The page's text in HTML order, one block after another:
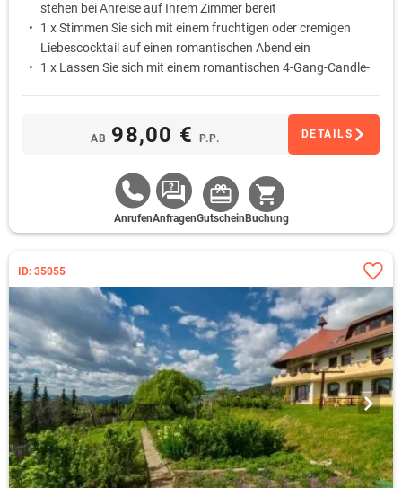
stehen bei Anreise auf Ihrem Zimmer bereit
1 x Stimmen Sie sich mit einem fruchtigen oder cremigen
Liebescocktail auf einen romantischen Abend ein
1 x Lassen Sie sich mit einem romantischen 4-Gang-Candle-
Frühstück wird Ihnen auf Wunsch als Bettfrühstück auf das
Zimmer gebracht
AB 98,00 € P.P. DETAILS
AnrufenAnfragenGutschein Buchung
ID: 35055